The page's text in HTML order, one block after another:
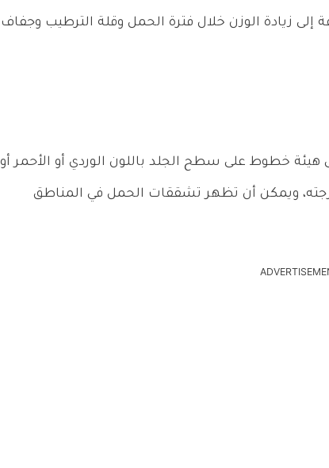
إلى زيادة الوزن خلال فترة الحمل وقلة الترطيب وجفاف
خطوط على سطح الجلد باللون الوردي أو الأحمر أو
ويمكن أن تظهر تشققات الحمل في المناطق